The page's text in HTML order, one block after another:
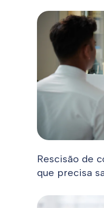
Rescisão de
que precisa